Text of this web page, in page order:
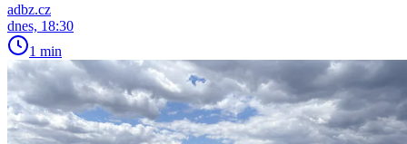
adbz.cz
dnes, 18:30
1 min